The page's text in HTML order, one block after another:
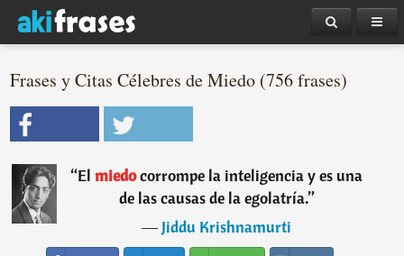
Frases y Citas Célebres de Miedo (756 frases)
“El miedocorrompe la inteligencia y es una
de las causas de la egolatría.”
―Jiddu Krishnamurti